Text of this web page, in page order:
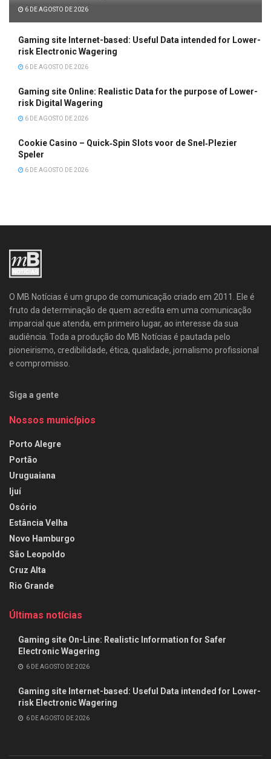
6 DE AGOSTO DE 2026
Gaming site Internet-based: Useful Data intended for Lower-
risk Electronic Wagering
6 DE AGOSTO DE 2026
Gaming site Online: Realistic Data for the purpose of Lower-
risk Digital Wagering
6 DE AGOSTO DE 2026
Cookie Casino – Quick‑Spin Slots voor de Snel‑Plezier
Speler
6 DE AGOSTO DE 2026
O MB Notícias é um grupo de comunicação criado em 2011. Ele é
fruto da determinação de quem acredita em uma comunicação
imparcial que atenda, em primeiro lugar, ao interesse da sua
audiência. Toda a produção do MB Notícias é pautada pelo
pioneirismo, credibilidade, ética, qualidade, jornalismo profissional
e compromisso.
Siga a gente
Nossos municípios
Porto Alegre
Portão
Uruguaiana
Ijuí
Osório
Estância Velha
Novo Hamburgo
São Leopoldo
Cruz Alta
Rio Grande
Últimas notícias
Gaming site On-Line: Realistic Information for Safer
Electronic Wagering
6 DE AGOSTO DE 2026
Gaming site Internet-based: Useful Data intended for Lower-
risk Electronic Wagering
6 DE AGOSTO DE 2026